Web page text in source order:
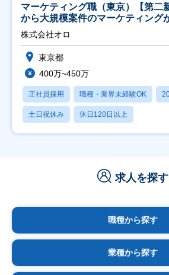
マーケティング職（東京）【第二
から大規模案件のマーケティング
修充実】
株式会社オロ
東京都
400万~450万
正社員採用 職種・業界未経験OK
土日祝休み 休日120日以上
求人を探す
職種から探す
業種から探す